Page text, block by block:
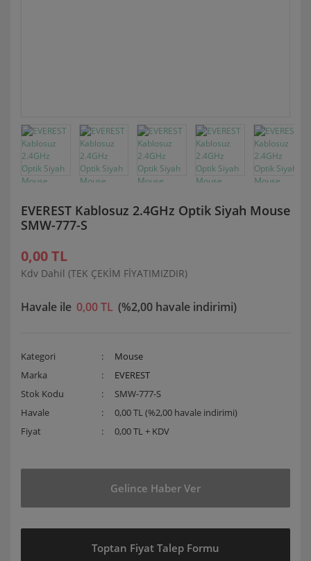
EVEREST Kablosuz 2.4GHz Optik Siyah Mouse
SMW-777-S
0,00 TL
Kdv Dahil (TEK ÇEKİM FİYATIMIZDIR)
Havale ile 0,00 TL (%2,00 havale indirimi)
Kategori
Mouse
Marka
EVEREST
Stok Kodu
SMW-777-S
Havale
0,00 TL (%2,00 havale indirimi)
Fiyat
0,00 TL + KDV
Gelince Haber Ver
Toptan Fiyat Talep Formu